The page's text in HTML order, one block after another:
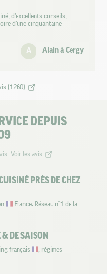
d'excellents conseils,
d'une cinquantaine
A Alain à Cergy
(1260)
DEPUIS
Voir les avis
PRÈS DE CHEZ
France. Réseau n°1 de la
DE SAISON
français
, régimes